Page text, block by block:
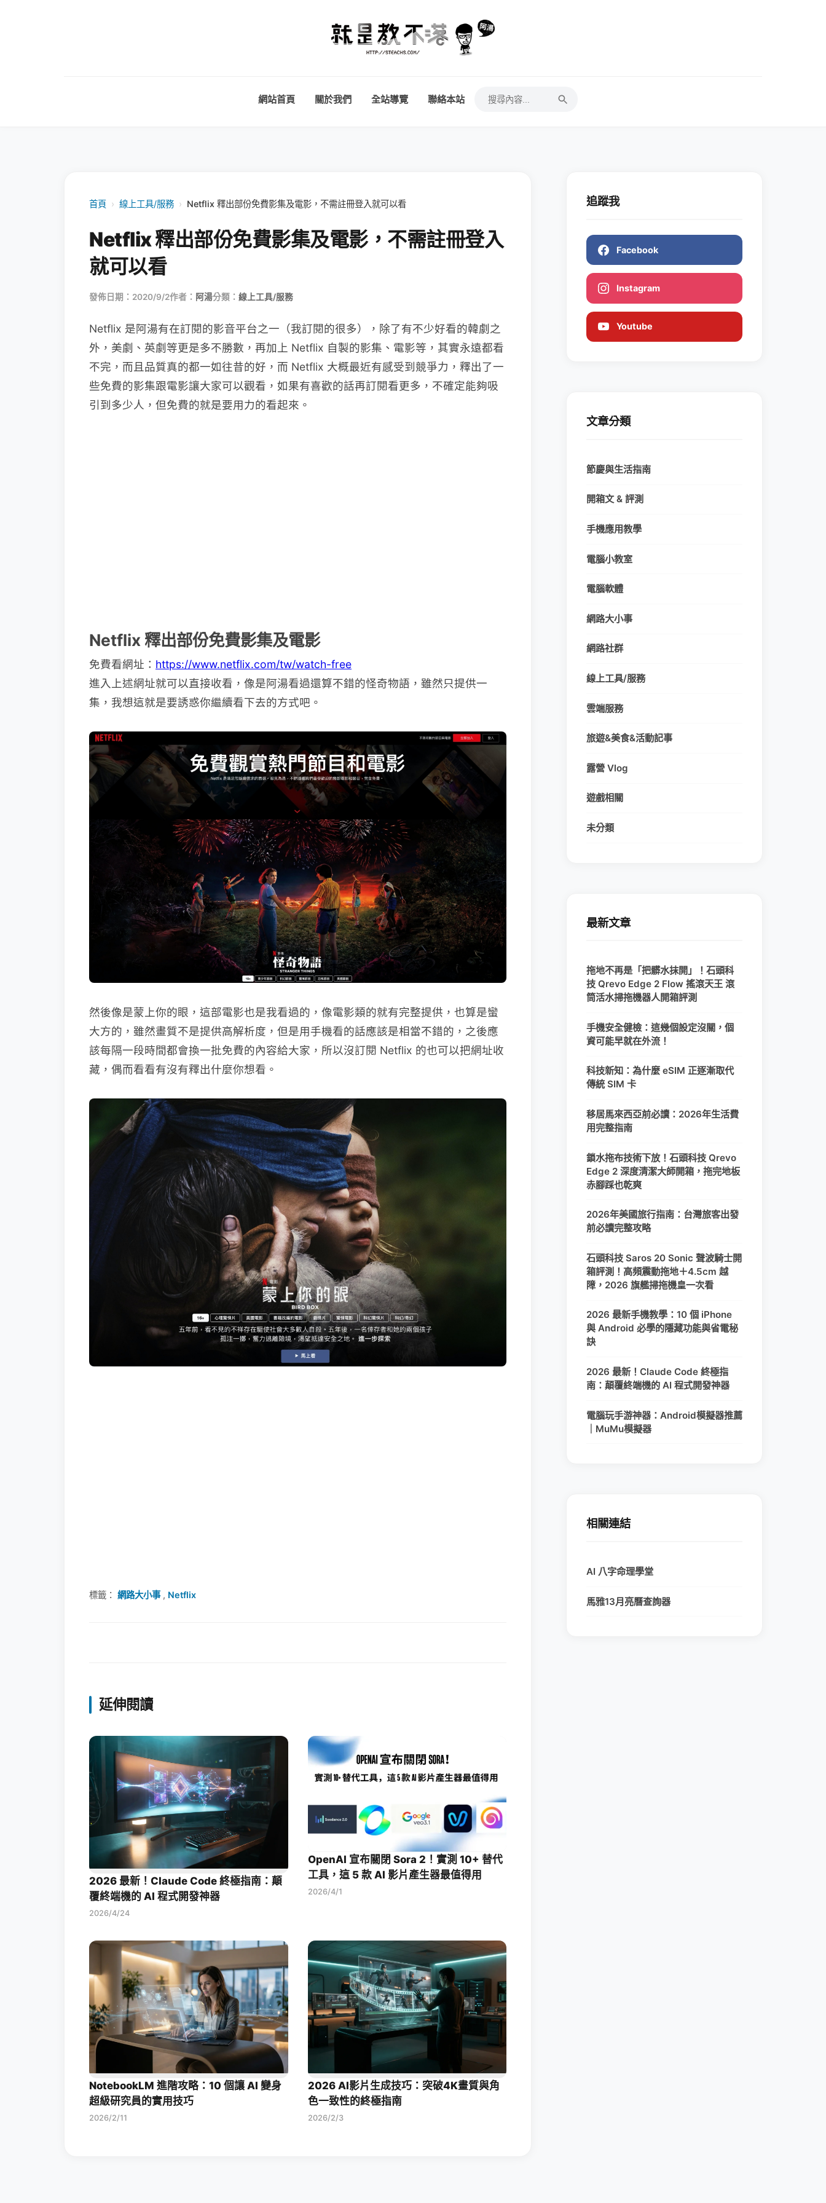
網站首頁 關於我們 全站導覽 聯絡本站
首頁 › 線上工具/服務 › Netflix 釋出部份免費影集及電影，不需註冊登入就可以看
Netflix 釋出部份免費影集及電影，不需註冊登入
就可以看
發佈日期：2020/9/2作者： 阿湯分類： 線上工具/服務
Netflix 是阿湯有在訂閱的影音平台之一（我訂閱的很多），除了有不少好看的韓劇之
外，美劇、英劇等更是多不勝數，再加上 Netflix 自製的影集、電影等，其實永遠都看
不完，而且品質真的都一如往昔的好，而 Netflix 大概最近有感受到競爭力，釋出了一
些免費的影集跟電影讓大家可以觀看，如果有喜歡的話再訂閱看更多，不確定能夠吸
引到多少人，但免費的就是要用力的看起來。
Netflix 釋出部份免費影集及電影
免費看網址： https://www.netflix.com/tw/watch-free
進入上述網址就可以直接收看，像是阿湯看過還算不錯的怪奇物語，雖然只提供一
集，我想這就是要誘惑你繼續看下去的方式吧。
然後像是蒙上你的眼，這部電影也是我看過的，像電影類的就有完整提供，也算是蠻
大方的，雖然畫質不是提供高解析度，但是用手機看的話應該是相當不錯的，之後應
該每隔一段時間都會換一批免費的內容給大家，所以沒訂閱 Netflix 的也可以把網址收
藏，偶而看看有沒有釋出什麼你想看。
標籤： 網路大小事, Netflix
延伸閱讀
2026 最新！Claude Code 終極指南：顛
覆終端機的 AI 程式開發神器
2026/4/24
OpenAI 宣布關閉 Sora 2！實測 10+ 替代
工具，這 5 款 AI 影片產生器最值得用
2026/4/1
NotebookLM 進階攻略：10 個讓 AI 變身
超級研究員的實用技巧
2026/2/11
2026 AI影片生成技巧：突破4K畫質與角
色一致性的終極指南
2026/2/3
追蹤我
Facebook
Instagram
Youtube
文章分類
節慶與生活指南
開箱文 & 評測
手機應用教學
電腦小教室
電腦軟體
網路大小事
網路社群
線上工具/服務
雲端服務
旅遊&美食&活動記事
露營 Vlog
遊戲相關
未分類
最新文章
拖地不再是「把髒水抹開」！石頭科
技 Qrevo Edge 2 Flow 搖滾天王 滾
筒活水掃拖機器人開箱評測
手機安全健檢：這幾個設定沒關，個
資可能早就在外流！
科技新知：為什麼 eSIM 正逐漸取代
傳統 SIM 卡
移居馬來西亞前必讀：2026年生活費
用完整指南
鎖水拖布技術下放！石頭科技 Qrevo
Edge 2 深度清潔大師開箱，拖完地板
赤腳踩也乾爽
2026年美國旅行指南：台灣旅客出發
前必讀完整攻略
石頭科技 Saros 20 Sonic 聲波騎士開
箱評測！高頻震動拖地＋4.5cm 越
障，2026 旗艦掃拖機皇一次看
2026 最新手機教學：10 個 iPhone
與 Android 必學的隱藏功能與省電秘
訣
2026 最新！Claude Code 終極指
南：顛覆終端機的 AI 程式開發神器
電腦玩手游神器：Android模擬器推薦
｜MuMu模擬器
相關連結
AI 八字命理學堂
馬雅13月亮曆查詢器